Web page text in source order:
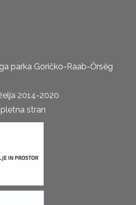
parka Goričko-Raab-Őrség
2014-2020
stran